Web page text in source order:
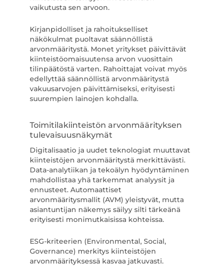
vaikutusta sen arvoon.
Kirjanpidolliset ja rahoitukselliset
näkökulmat puoltavat säännöllistä
arvonmääritystä. Monet yritykset päivittävät
kiinteistöomaisuutensa arvon vuosittain
tilinpäätöstä varten. Rahoittajat voivat myös
edellyttää säännöllistä arvonmääritystä
vakuusarvojen päivittämiseksi, erityisesti
suurempien lainojen kohdalla.
Toimitilakiinteistön arvonmäärityksen
tulevaisuusnäkymät
Digitalisaatio ja uudet teknologiat muuttavat
kiinteistöjen arvonmääritystä merkittävästi.
Data-analytiikan ja tekoälyn hyödyntäminen
mahdollistaa yhä tarkemmat analyysit ja
ennusteet. Automaattiset
arvonmääritysmallit (AVM) yleistyvät, mutta
asiantuntijan näkemys säilyy silti tärkeänä
erityisesti monimutkaisissa kohteissa.
ESG-kriteerien (Environmental, Social,
Governance) merkitys kiinteistöjen
arvonmäärityksessä kasvaa jatkuvasti.